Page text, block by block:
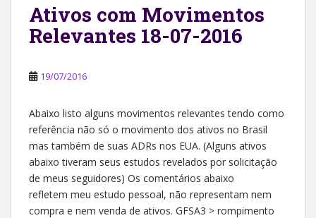
Ativos com Movimentos
Relevantes 18-07-2016
19/07/2016
Abaixo listo alguns movimentos relevantes tendo como
referência não só o movimento dos ativos no Brasil
mas também de suas ADRs nos EUA. (Alguns ativos
abaixo tiveram seus estudos revelados por solicitação
de meus seguidores) Os comentários abaixo
refletem meu estudo pessoal, não representam nem
compra e nem venda de ativos. GFSA3 > rompimento